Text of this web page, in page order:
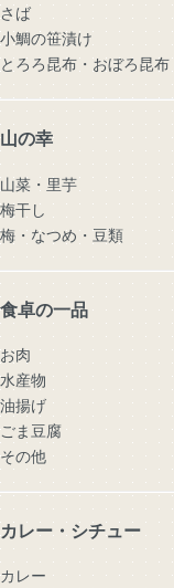
さば
小鯛の笹漬け
とろろ昆布・おぼろ昆布
山の幸
山菜・里芋
梅干し
梅・なつめ・豆類
食卓の一品
お肉
水産物
油揚げ
ごま豆腐
その他
カレー・シチュー
カレー